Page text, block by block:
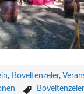
, Boveltenzeler,
Boveltenzeler